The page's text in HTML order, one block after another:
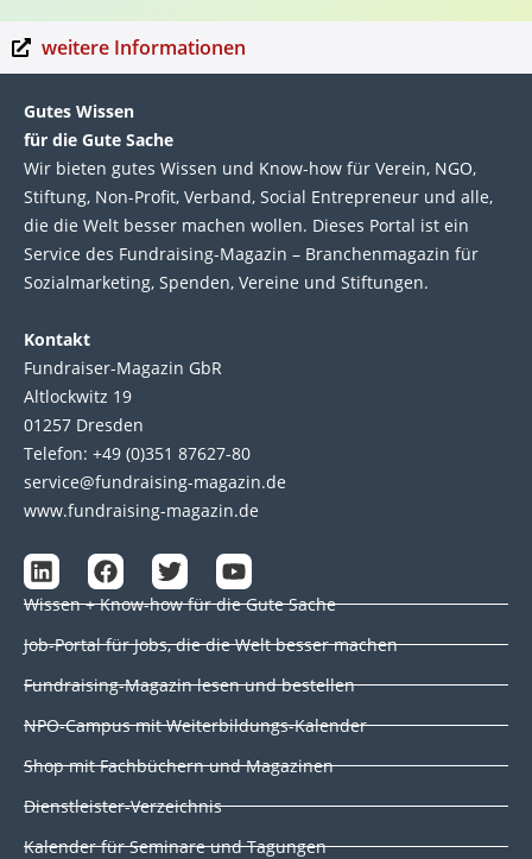
weitere Informationen
Gutes Wissen
für die Gute Sache
Wir bie­ten gutes Wis­sen und Know-how für Ver­ein, NGO,
Stif­tung, Non-Profit, Ver­band, Social Entre­pre­neur und alle,
die die Welt bes­ser machen wol­len. Die­ses Por­tal ist ein
Service des Fund­raising-Magazin – Bran­chen­magazin für
Sozial­marke­ting, Spen­den, Ver­eine und Stif­tun­gen.
Kontakt
Fundraiser-Magazin GbR
Altlockwitz 19
01257 Dresden
Telefon: +49 (0)351 87627-80
service@fundraising-magazin.de
www.fundraising-magazin.de
L
i
n
k
e
d
n
F
a
c
e
b
o
k
T
w
i
t
e
Y
o
u
t
u
b
Wissen + Know-how für die Gute Sache
Job-Portal für Jobs, die die Welt besser machen
Fundraising-Magazin lesen und bestellen
NPO-Campus mit Weiterbildungs-Kalender
Shop mit Fachbüchern und Magazinen
Dienstleister-Verzeichnis
Kalender für Seminare und Tagungen